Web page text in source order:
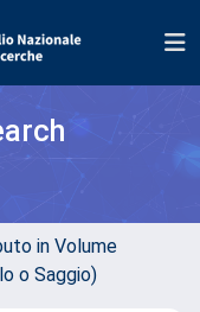
in Volume
o Saggio)